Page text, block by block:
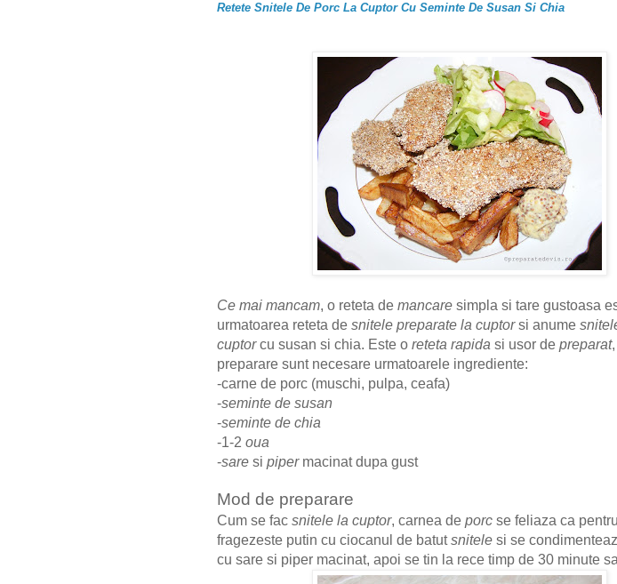
Retete Snitele De Porc La Cuptor Cu Seminte De Susan Si Chia
Ce mai mancam, o reteta de mancare simpla si tare gustoasa
urmatoarea reteta de snitele preparate la cuptorsi anume
cuptorcu susan si chia. Este o reteta rapida si usor de preparat
preparare sunt necesare urmatoarele ingrediente:
-carne de porc (muschi, pulpa, ceafa)
-seminte de susan
-seminte de chia
-1-2 oua
-sare si pipermacinat dupa gust
Mod de preparare
Cum se fac snitele la cuptor, carnea de porc se feliaza ca
fragezeste putin cu ciocanul de batutsnitele si se
cu sare si piper macinat, apoi se tin la rece timp de 30 minute